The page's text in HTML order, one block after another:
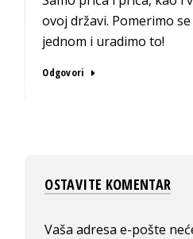
ovoj državi. Pomerimo
jednom i uradimo to!
Odgovori
OSTAVITE KOMENTAR
Vaša adresa e-pošte